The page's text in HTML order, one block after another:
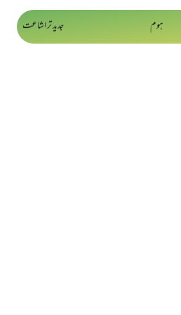
جدید تر اشاعت ہوم